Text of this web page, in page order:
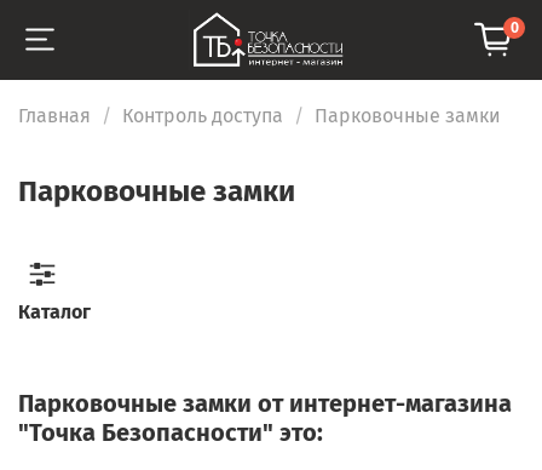
0
Главная Контроль доступа Парковочные замки
Парковочные замки
Парковочные замки от интернет-магазина
"Точка Безопасности" это:
Каталог